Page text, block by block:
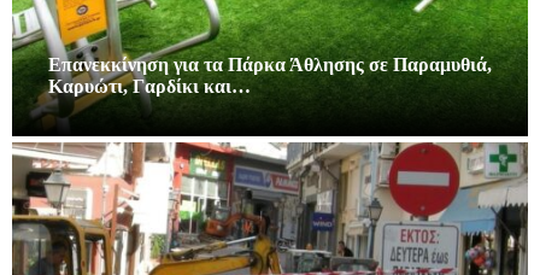
Επανεκκίνηση για τα Πάρκα Άθλησης σε Παραμυθιά,
Καρυώτι, Γαρδίκι και…